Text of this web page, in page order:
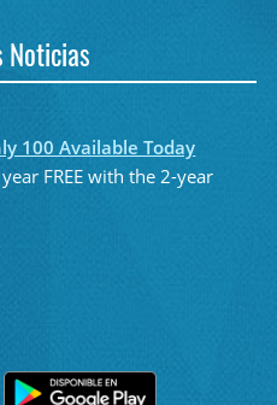
Noticias
100 Available Today
FREE with the 2-year